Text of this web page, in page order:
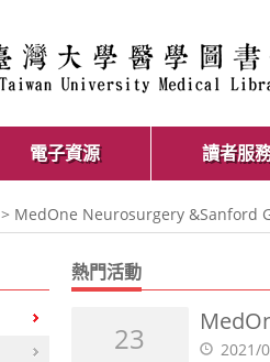
電子資源 讀者服
> MedOne Neurosurgery &Sanford
熱門活動
23 2021/